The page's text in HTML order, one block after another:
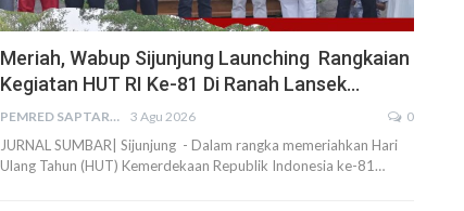
Meriah, Wabup Sijunjung Launching Rangkaian
Kegiatan HUT RI Ke-81 Di Ranah Lansek…
PEMRED SAPTARIUS 3 Agu 2026 0
JURNAL SUMBAR| Sijunjung - Dalam rangka memeriahkan Hari
Ulang Tahun (HUT) Kemerdekaan Republik Indonesia ke-81…